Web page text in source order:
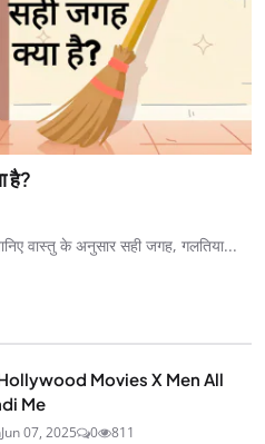
है?
वास्तु के अनुसार सही जगह, गलतिया...
Movies X Men All
Me
Jun 07, 2025 0 811